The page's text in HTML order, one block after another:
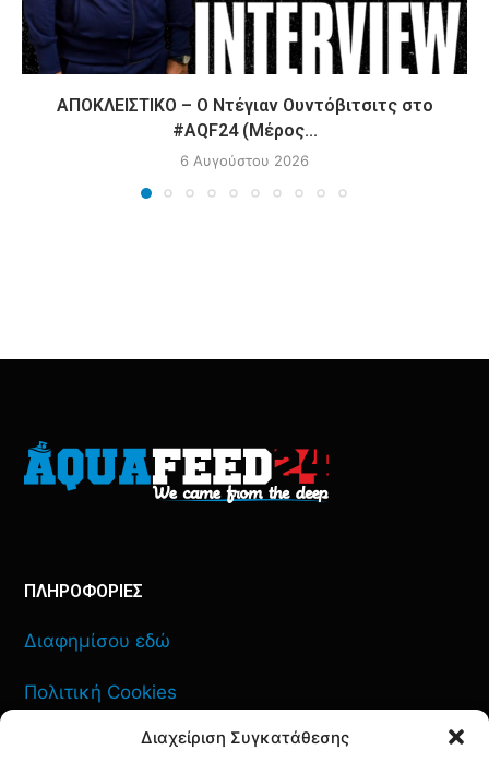
Διαχείριση Συγκατάθεσης
ΑΠΟΚΛΕΙΣΤΙΚΟ – Ο Ντέγιαν Ουντόβιτσιτς στο
#AQF24 (Μέρος...
6 Αυγούστου 2026
ΠΛΗΡΟΦΟΡΙΕΣ
Διαφημίσου εδώ
Πολιτική Cookies